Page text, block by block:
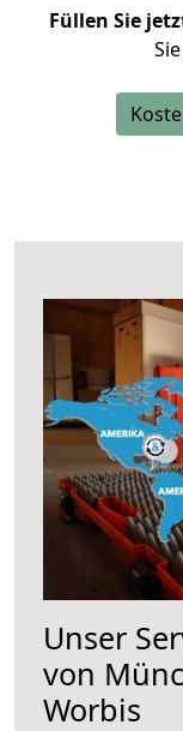
Füllen Sie
Unser
von
Worbis